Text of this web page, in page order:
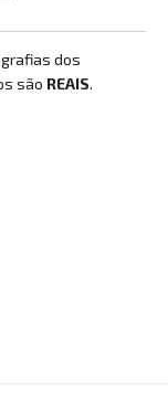
dos
são REAIS.